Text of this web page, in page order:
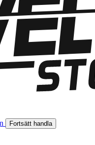
Fortsätt handla